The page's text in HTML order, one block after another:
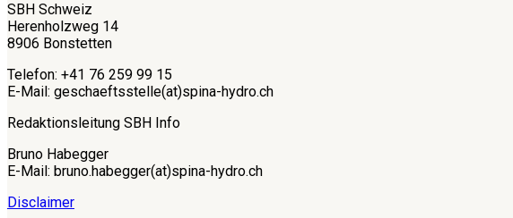
SBH Schweiz
Herenholzweg 14
8906 Bonstetten
Telefon: +41 76 259 99 15
E-Mail: geschaeftsstelle(at)spina-hydro.ch
Redaktionsleitung SBH Info
Bruno Habegger
E-Mail: bruno.habegger(at)spina-hydro.ch
Disclaimer